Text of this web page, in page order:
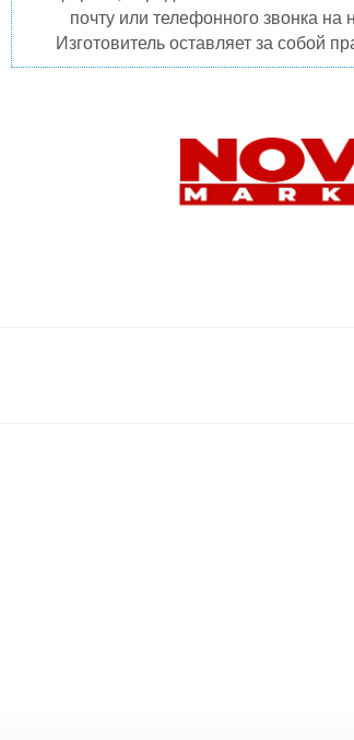
почту или телефонного звонка
Изготовитель оставляет за собой